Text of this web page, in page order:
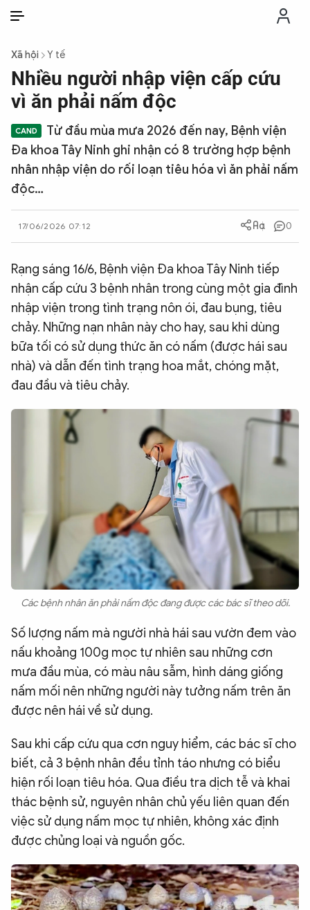
THỜI SỰ
CHỐNG DIỄN BIẾN HÒA BÌNH
CÔNG AN TRONG LÒNG DÂN
XÃ HỘI
PHÁP LUẬT
CÔNG NGHỆ
QUỐC TẾ
VĂN HÓA - THỂ THAO
BẠN ĐỌC & CAND
Podcast
Ảnh
Infographic
Chuyên trang An ninh thế giớiVăn nghệ Công an
Chuyên đề
Xã hội Y tế
Nhiều người nhập viện cấp cứu
vì ăn phải nấm độc
Từ đầu mùa mưa 2026 đến nay, Bệnh viện
Đa khoa Tây Ninh ghi nhận có 8 trường hợp bệnh
nhân nhập viện do rối loạn tiêu hóa vì ăn phải nấm
độc…
17/06/2026 07:12 0
Rạng sáng 16/6, Bệnh viện Đa khoa Tây Ninh tiếp
nhận cấp cứu 3 bệnh nhân trong cùng một gia đình
nhập viện trong tình trạng nôn ói, đau bụng, tiêu
chảy. Những nạn nhân này cho hay, sau khi dùng
bữa tối có sử dụng thức ăn có nấm (được hái sau
nhà) và dẫn đến tình trạng hoa mắt, chóng mặt,
đau đầu và tiêu chảy.
Các bệnh nhân ăn phải nấm độc đang được các bác sĩ theo dõi.
Số lượng nấm mà người nhà hái sau vườn đem vào
nấu khoảng 100g mọc tự nhiên sau những cơn
mưa đầu mùa, có màu nâu sẫm, hình dáng giống
nấm mối nên những người này tưởng nấm trên ăn
được nên hái về sử dụng.
Sau khi cấp cứu qua cơn nguy hiểm, các bác sĩ cho
biết, cả 3 bệnh nhân đều tỉnh táo nhưng có biểu
hiện rối loạn tiêu hóa. Qua điều tra dịch tễ và khai
thác bệnh sử, nguyên nhân chủ yếu liên quan đến
việc sử dụng nấm mọc tự nhiên, không xác định
được chủng loại và nguồn gốc.